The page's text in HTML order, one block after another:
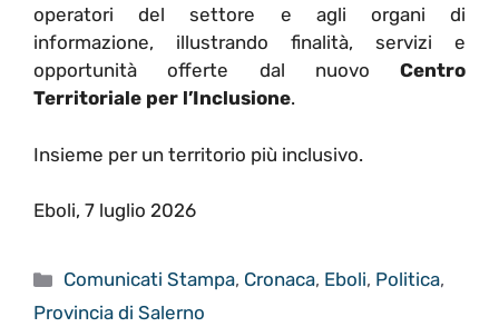
operatori del settore e agli organi di
informazione, illustrando finalità, servizi e
opportunità offerte dal nuovo Centro
Territoriale per l’Inclusione.
Insieme per un territorio più inclusivo.
Eboli, 7 luglio 2026
Categorie
Comunicati Stampa, Cronaca, Eboli, Politica,
Provincia di Salerno